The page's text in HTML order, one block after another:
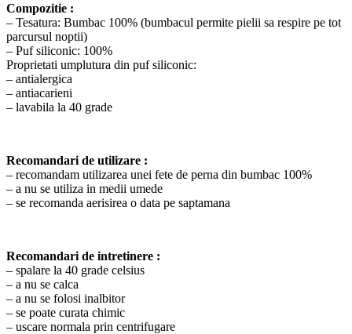
Compozitie :
– Tesatura: Bumbac 100% (bumbacul permite pielii sa respire pe tot
parcursul noptii)
– Puf siliconic: 100%
Proprietati umplutura din puf siliconic:
– antialergica
– antiacarieni
– lavabila la 40 grade
Recomandari de utilizare :
– recomandam utilizarea unei fete de perna din bumbac 100%
– a nu se utiliza in medii umede
– se recomanda aerisirea o data pe saptamana
Recomandari de intretinere :
– spalare la 40 grade celsius
– a nu se calca
– a nu se folosi inalbitor
– se poate curata chimic
– uscare normala prin centrifugare